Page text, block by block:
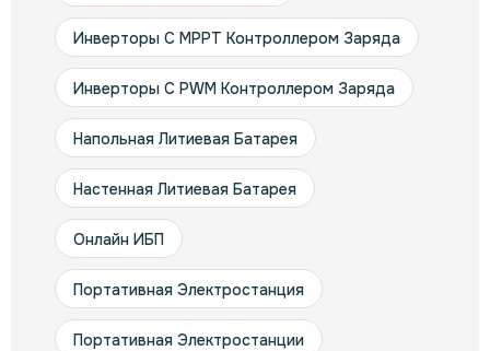
Инверторы С MPPT Контроллером Заряда
Инверторы С PWM Контроллером Заряда
Напольная Литиевая Батарея
Настенная Литиевая Батарея
Онлайн ИБП
Портативная Электростанция
Портативная Электростанции